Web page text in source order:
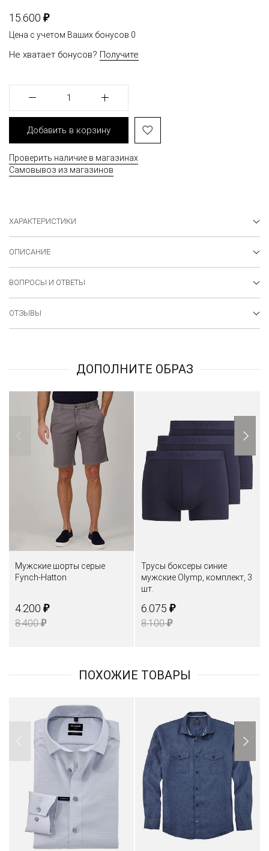
15.600 ₽
Цена с учетом Ваших бонусов 0
Не хватает бонусов? Получите
1
Добавить в корзину
Проверить наличие в магазинах
Самовывоз из магазинов
ХАРАКТЕРИСТИКИ
ОПИСАНИЕ
ВОПРОСЫ И ОТВЕТЫ
ОТЗЫВЫ
ДОПОЛНИТЕ ОБРАЗ
Мужские шорты серые
Fynch-Hatton
4.200 ₽
8.400₽
Трусы боксеры синие
мужские Olymp, комплект, 3
шт.
6.075 ₽
8.100₽
ПОХОЖИЕ ТОВАРЫ